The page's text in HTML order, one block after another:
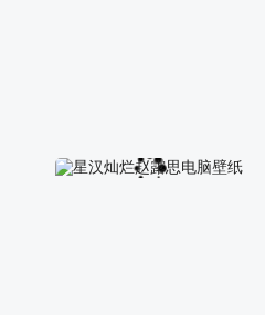
掩藏的情绪,气质美女壁纸